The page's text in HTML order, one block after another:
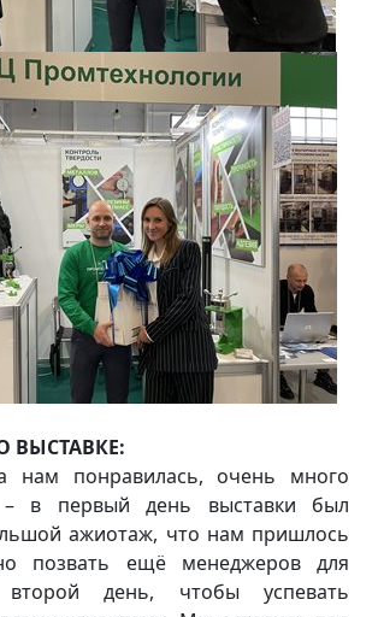
ВЫСТАВКЕ:
нам понравилась, очень много
– в первый день выставки был
ажиотаж, что нам пришлось
позвать ещё менеджеров для
день, чтобы успевать